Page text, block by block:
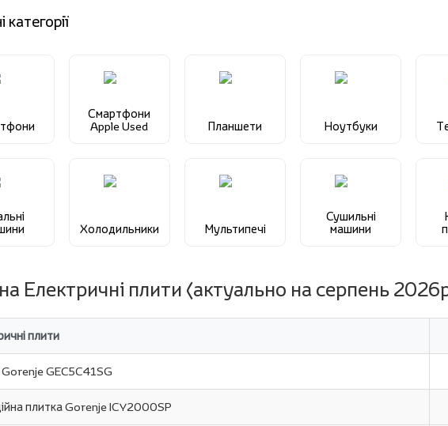
категорії
Смартфони
Apple Used
Планшети Ноутбуки
Холодильники Мультипечі
Сушильні
машини
Електричні плити (актуально на серпень
плити
GEC5C41SG
плитка Gorenje ICY2000SP